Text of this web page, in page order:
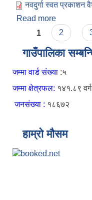
नवदुर्गा स्वत
Read more
Pages
1 2
गाउँपालिका
जम्मा वार्ड संख्या :५
जम्मा क्षेत्रफल: १४१.८९
जनसंख्या : १८६७२
हाम्रो मौसम